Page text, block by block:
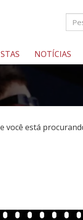
NOTÍCIAS
está